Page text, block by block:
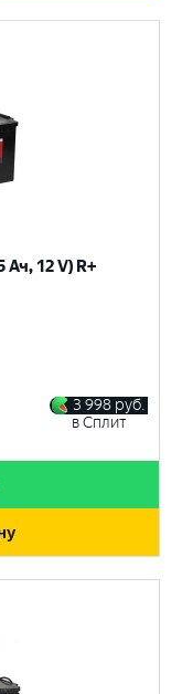
12 V) R+
3 998 руб.
в Сплит